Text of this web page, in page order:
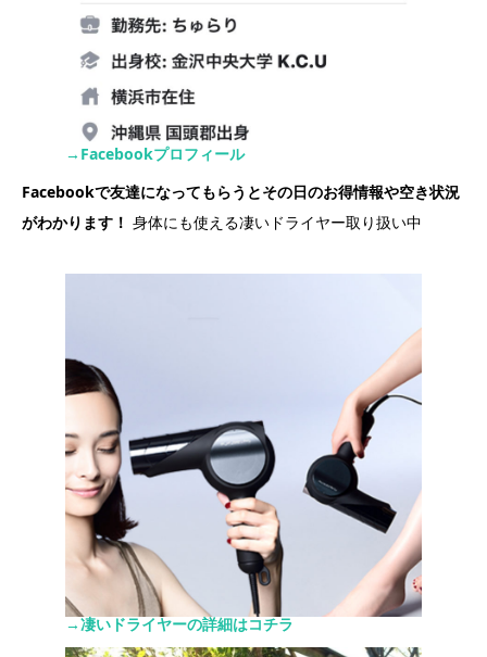
→Facebookプロフィール
Facebookで友達になってもらうとその日のお得情報や空き状況
がわかります！ 身体にも使える凄いドライヤー取り扱い中
→凄いドライヤーの詳細はコチラ